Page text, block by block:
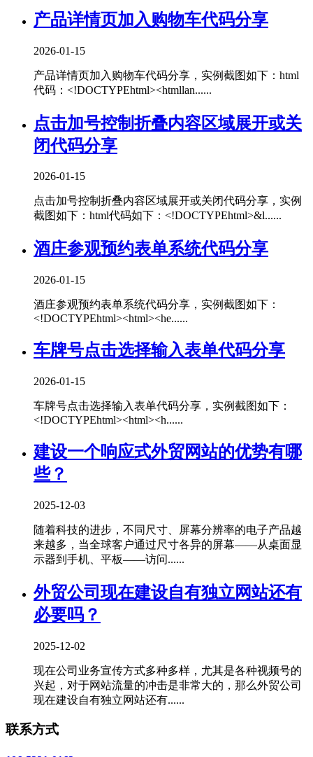
产品详情页加入购物车代码分享
2026-01-15
产品详情页加入购物车代码分享，实例截图如下：html
代码：<!DOCTYPEhtml><htmllan......
点击加号控制折叠内容区域展开或关
闭代码分享
2026-01-15
点击加号控制折叠内容区域展开或关闭代码分享，实例
截图如下：html代码如下：<!DOCTYPEhtml>&l......
酒庄参观预约表单系统代码分享
2026-01-15
酒庄参观预约表单系统代码分享，实例截图如下：
<!DOCTYPEhtml><html><he......
车牌号点击选择输入表单代码分享
2026-01-15
车牌号点击选择输入表单代码分享，实例截图如下：
<!DOCTYPEhtml><html><h......
建设一个响应式外贸网站的优势有哪
些？
2025-12-03
随着科技的进步，不同尺寸、屏幕分辨率的电子产品越
来越多，当全球客户通过尺寸各异的屏幕——从桌面显
示器到手机、平板——访问......
外贸公司现在建设自有独立网站还有
必要吗？
2025-12-02
现在公司业务宣传方式多种多样，尤其是各种视频号的
兴起，对于网站流量的冲击是非常大的，那么外贸公司
现在建设自有独立网站还有......
联系方式